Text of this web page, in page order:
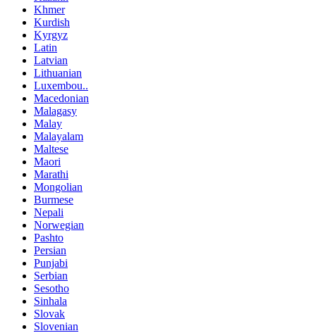
Khmer
Kurdish
Kyrgyz
Latin
Latvian
Lithuanian
Luxembou..
Macedonian
Malagasy
Malay
Malayalam
Maltese
Maori
Marathi
Mongolian
Burmese
Nepali
Norwegian
Pashto
Persian
Punjabi
Serbian
Sesotho
Sinhala
Slovak
Slovenian